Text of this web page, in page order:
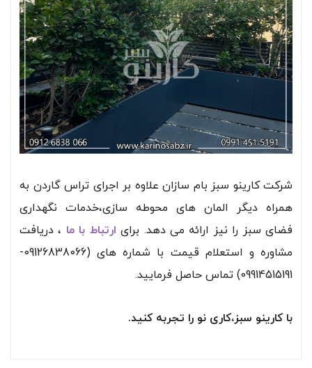
شرکت کارینو سبز بام سازان علاوه بر اجرای تراس گاردن به
همراه دیگر المان های محوطه سازی،خدمات نگهداری
فضای سبز را نیز ارائه می دهد. برای ارتباط با ما ، دریافت
مشاوره و استعلام قیمت با شماره های (09126838066-
09914515191) تماس حاصل فرمایید.
با کارینو سبز،کاری نو را تجربه کنید.